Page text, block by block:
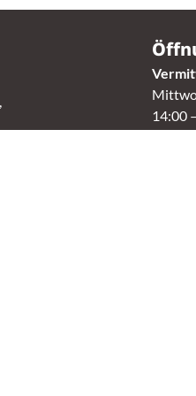
14:00